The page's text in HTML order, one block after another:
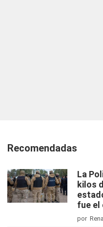
Recomendadas
La
kilos
fue el
por